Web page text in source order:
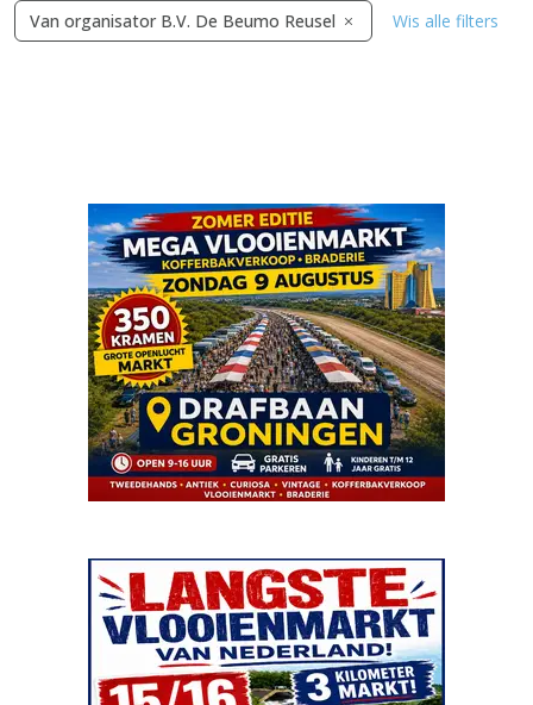
Van organisator B.V. De Beumo Reusel Wis alle filters